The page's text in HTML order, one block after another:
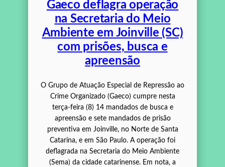
Gaeco deflagra operação
na Secretaria do Meio
Ambiente em Joinville (SC)
com prisões, busca e
apreensão
O Grupo de Atuação Especial de Repressão ao
Crime Organizado (Gaeco) cumpre nesta
terça-feira (8) 14 mandados de busca e
apreensão e sete mandados de prisão
preventiva em Joinville, no Norte de Santa
Catarina, e em São Paulo. A operação foi
deflagrada na Secretaria do Meio Ambiente
(Sema) da cidade catarinense. Em nota, a